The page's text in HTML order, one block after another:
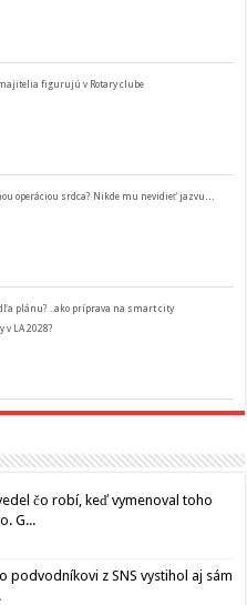
figurujú v Rotary clube
operáciou srdca? Nikde mu nevidieť jazvu…
plánu? ..ako príprava na smart city
LA 2028?
čo robí, keď vymenoval toho
G...
podvodníkovi z SNS vystihol aj sám